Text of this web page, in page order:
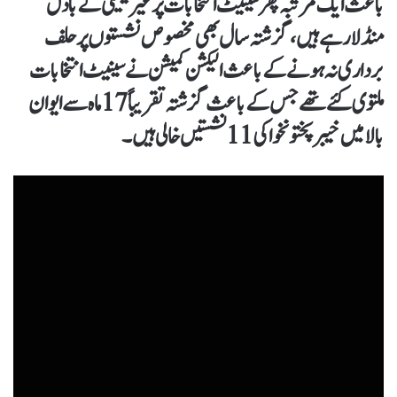
منڈلا رہے ہیں، گزشتہ سال بھی مخصوص نشستوں پر حلف
برداری نہ ہونے کے باعث الیکشن کمیشن نے سینیٹ انتخابات
ملتوی کئے تھے جس کے باعث گزشتہ تقریباً17ماہ سے ایوان
بالا میں خیبر پختونخوا کی 11نشستیں خالی ہیں۔